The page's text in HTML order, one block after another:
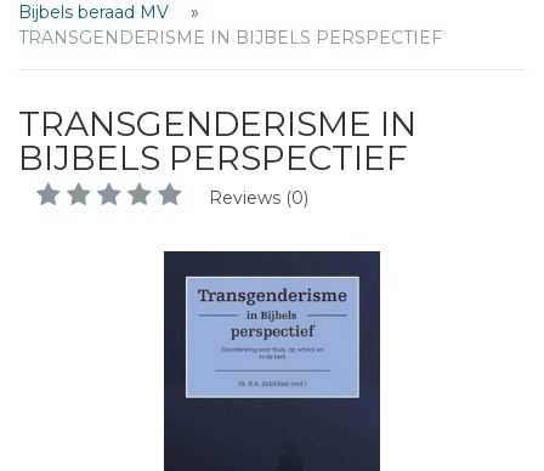
Bijbels beraad MV
TRANSGENDERISME IN BIJBELS PERSPECTIEF
TRANSGENDERISME IN
BIJBELS PERSPECTIEF
Reviews (0)